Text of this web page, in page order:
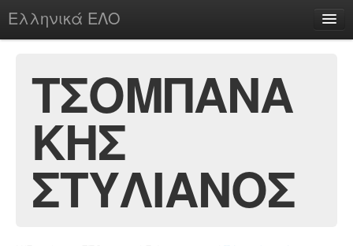
Ελληνικά ΕΛΟ
chesstu.be @ discord
Login
ΤΣΟΜΠΑΝΑ
ΚΗΣ
ΣΤΥΛΙΑΝΟΣ